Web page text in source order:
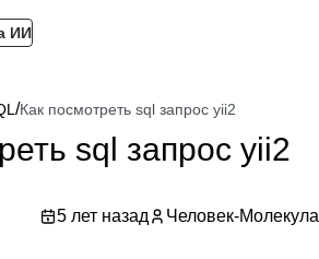
ИИ
/Как посмотреть sql запрос yii2
sql запрос yii2
5 лет назад Человек-Молекула